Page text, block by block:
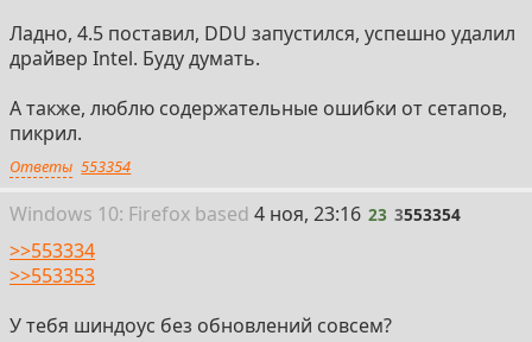
Ладно, 4.5 поставил, DDU запустился, успешно удалил
драйвер Intel. Буду думать.
А также, люблю содержательные ошибки от сетапов,
пикрил.
Ответы 553354
Windows 10: Firefox based 23
4 ноя, 23:16 23 3553354
>>553334
>>553353
У тебя шиндоус без обновлений совсем?